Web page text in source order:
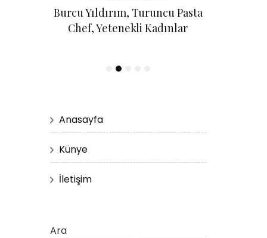
Burcu Yıldırım, Turuncu Pasta
Chef, Yetenekli Kadınlar
Anasayfa
Künye
İletişim
Ara